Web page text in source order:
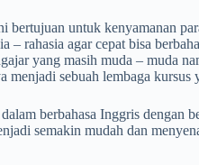
bertujuan untuk kenyamanan
– rahasia agar cepat bisa
yang masih muda – muda
menjadi sebuah lembaga
berbahasa Inggris dengan
semakin mudah dan